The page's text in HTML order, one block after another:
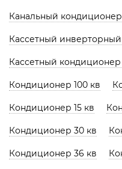
Канальный
Кассетный
Кассетный
Кондиционер 100 кв
Кондиционер 15 кв
Кондиционер 30 кв
Кондиционер 36 кв